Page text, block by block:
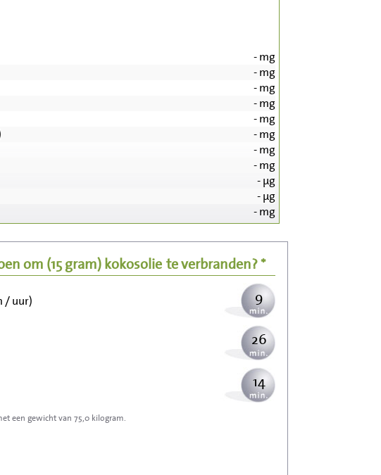
-mg
-mg
-mg
-mg
-mg
-mg
-mg
-mg
-µg
-µg
-mg
om (15 gram)kokosolie te verbranden? *
96
19
23
/ uur) 9
26
14
een gewicht van 75,0 kilogram.